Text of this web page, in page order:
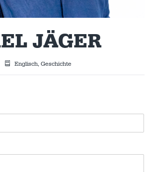
JÄGER
Englisch, Geschichte